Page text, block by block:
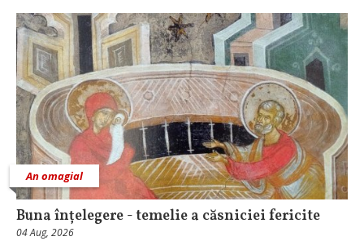
An omagial
Buna înțelegere - temelie a căsniciei fericite
04 Aug, 2026